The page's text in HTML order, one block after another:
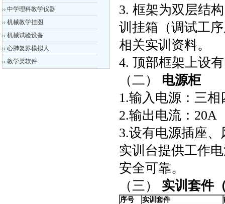
中学理科教学仪器
机械教学挂图
机械试验设备
心肺复苏模拟人
教学类软件
3. 框架为双层结
训挂箱（调试工
相关实训资料。
4. 顶部框架上设
（二） 电源柜
1.输入电源：三
2.输出电流：20A
3.设有电源插座
实训台提供工作
安全可靠。
（三） 实训套件
序号 实训套件